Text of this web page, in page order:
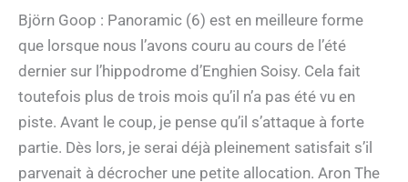
Björn Goop : Panoramic (6) est en meilleure forme
que lorsque nous l’avons couru au cours de l’été
dernier sur l’hippodrome d’Enghien Soisy. Cela fait
toutefois plus de trois mois qu’il n’a pas été vu en
piste. Avant le coup, je pense qu’il s’attaque à forte
partie. Dès lors, je serai déjà pleinement satisfait s’il
parvenait à décrocher une petite allocation. Aron The